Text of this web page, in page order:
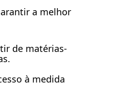
a melhor
de matérias-
à medida